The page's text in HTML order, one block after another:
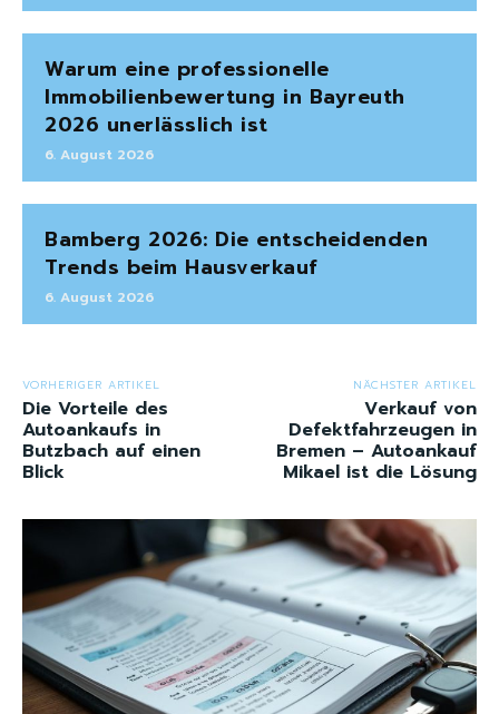
Warum eine professionelle
Immobilienbewertung in Bayreuth
2026 unerlässlich ist
6. August 2026
Bamberg 2026: Die entscheidenden
Trends beim Hausverkauf
6. August 2026
VORHERIGER ARTIKEL
Die Vorteile des
Autoankaufs in
Butzbach auf einen
Blick
NÄCHSTER ARTIKEL
Verkauf von
Defektfahrzeugen in
Bremen – Autoankauf
Mikael ist die Lösung